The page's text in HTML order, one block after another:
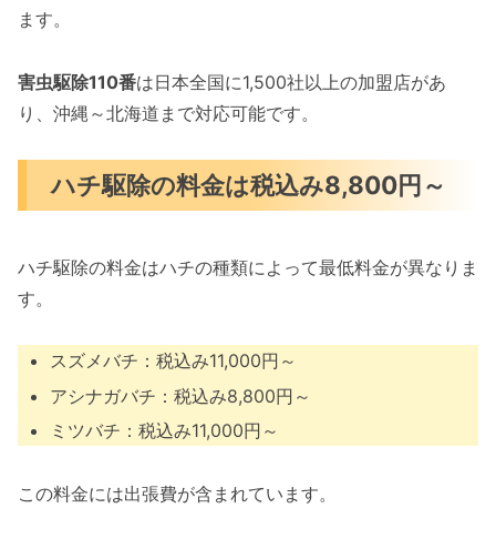
ます。
害虫駆除110番は日本全国に1,500社以上の加盟店があ
り、沖縄～北海道まで対応可能です。
ハチ駆除の料金は税込み8,800円～
ハチ駆除の料金はハチの種類によって最低料金が異なりま
す。
スズメバチ：税込み11,000円～
アシナガバチ：税込み8,800円～
ミツバチ：税込み11,000円～
この料金には出張費が含まれています。